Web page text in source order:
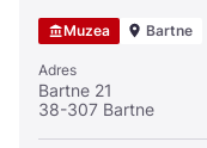
Muzea Bartne
Adres
Bartne 21
38-307 Bartne